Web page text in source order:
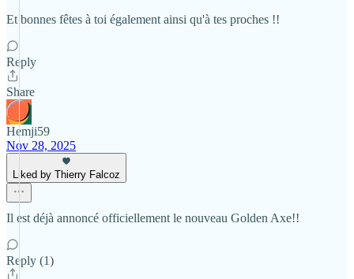
Et bonnes fêtes à toi également ainsi qu'à tes proches !!
Reply
Share
Hemji59
Nov 28, 2025
Liked by Thierry Falcoz
Il est déjà annoncé officiellement le nouveau Golden Axe!!
Reply (1)